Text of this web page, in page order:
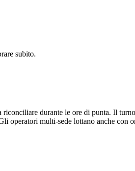
subito.
durante le ore di punta. Il
operatori multi-sede lottano anche con